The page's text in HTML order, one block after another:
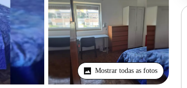
Mostrar todas as fotos